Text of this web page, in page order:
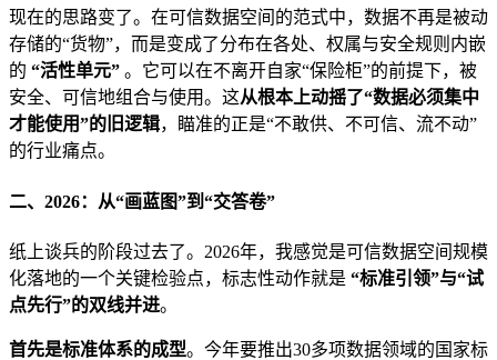
现在的思路变了。在可信数据空间的范式中，数据不再是被动
存储的“货物”，而是变成了分布在各处、权属与安全规则内嵌
的 “活性单元” 。它可以在不离开自家“保险柜”的前提下，被
安全、可信地组合与使用。这从根本上动摇了“数据必须集中
才能使用”的旧逻辑，瞄准的正是“不敢供、不可信、流不动”
的行业痛点。
二、2026：从“画蓝图”到“交答卷”
纸上谈兵的阶段过去了。2026年，我感觉是可信数据空间规模
化落地的一个关键检验点，标志性动作就是 “标准引领”与“试
点先行”的双线并进。
首先是标准体系的成型。今年要推出30多项数据领域的国家标